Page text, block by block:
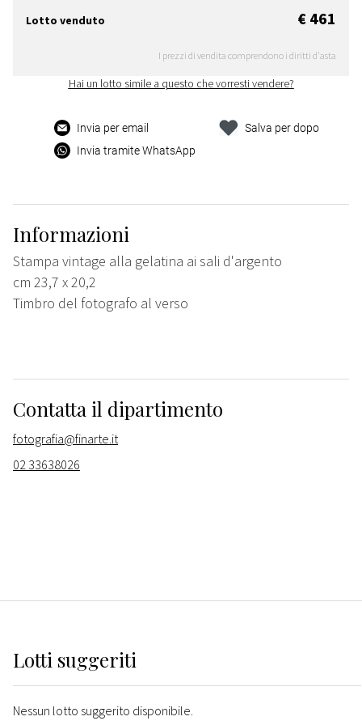
Lotto venduto € 461
I prezzi di vendita comprendono i diritti d'asta
Hai un lotto simile a questo che vorresti vendere?
Invia per email
Invia tramite WhatsApp
Salva per dopo
Informazioni
Stampa vintage alla gelatina ai sali d'argento
cm 23,7 x 20,2
Timbro del fotografo al verso
Contatta il dipartimento
fotografia@finarte.it
02 33638026
Lotti suggeriti
Nessun lotto suggerito disponibile.